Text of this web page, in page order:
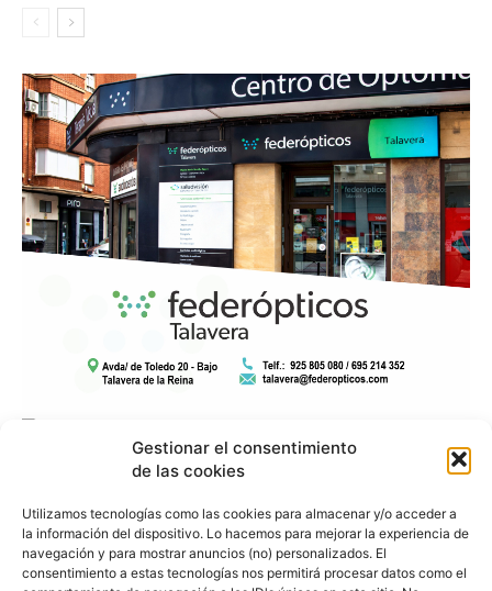
Gestionar el consentimiento
de las cookies
Utilizamos tecnologías como las cookies para almacenar y/o acceder a
la información del dispositivo. Lo hacemos para mejorar la experiencia de
navegación y para mostrar anuncios (no) personalizados. El
consentimiento a estas tecnologías nos permitirá procesar datos como el